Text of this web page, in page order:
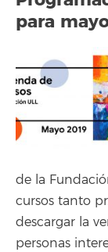
para
de la
cursos tanto
descargar la
personas